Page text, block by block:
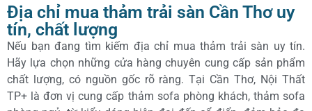
Địa chỉ mua thảm trải sàn Cần Thơ uy
tín, chất lượng
Nếu bạn đang tìm kiếm địa chỉ mua thảm trải sàn uy tín.
Hãy lựa chọn những cửa hàng chuyên cung cấp sản phẩm
chất lượng, có nguồn gốc rõ ràng. Tại Cần Thơ, Nội Thất
TP+ là đơn vị cung cấp thảm sofa phòng khách, thảm sofa